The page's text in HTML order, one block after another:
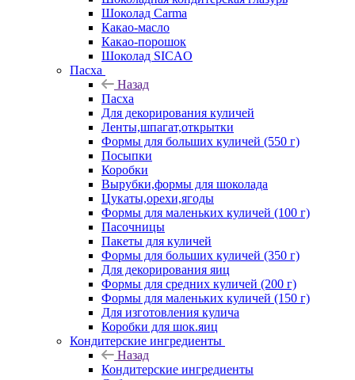
Шоколад Carma
Какао-масло
Какао-порошок
Шоколад SICAO
Пасха
Назад
Пасха
Для декорирования куличей
Ленты,шпагат,открытки
Формы для больших куличей (550 г)
Посыпки
Коробки
Вырубки,формы для шоколада
Цукаты,орехи,ягоды
Формы для маленьких куличей (100 г)
Пасочницы
Пакеты для куличей
Формы для больших куличей (350 г)
Для декорирования яиц
Формы для средних куличей (200 г)
Формы для маленьких куличей (150 г)
Для изготовления кулича
Коробки для шок.яиц
Кондитерские ингредиенты
Назад
Кондитерские ингредиенты